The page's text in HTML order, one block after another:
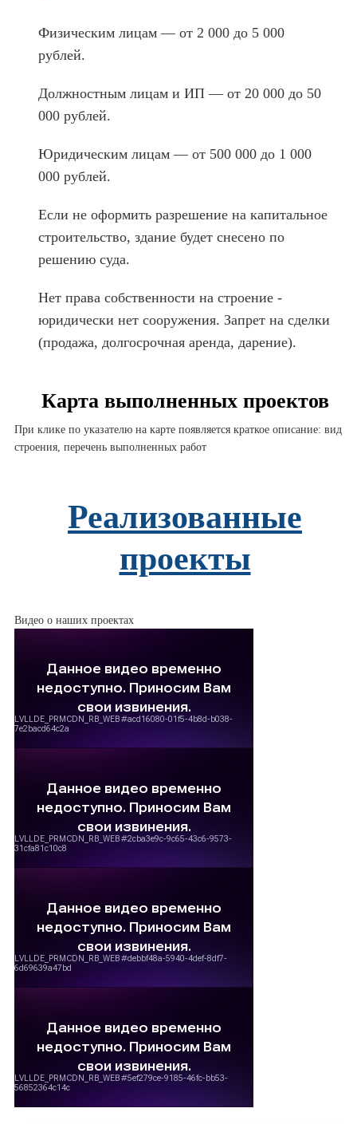
Физическим лицам — от 2 000 до 5 000
рублей.
Должностным лицам и ИП — от 20 000 до 50
000 рублей.
Юридическим лицам — от 500 000 до 1 000
000 рублей.
Если не оформить разрешение на капитальное
строительство, здание будет снесено по
решению суда.
Нет права собственности на строение -
юридически нет сооружения. Запрет на сделки
(продажа, долгосрочная аренда, дарение).
Карта выполненных проектов
При клике по указателю на карте появляется краткое описание: вид
строения, перечень выполненных работ
Реализованные
проекты
Видео о наших проектах